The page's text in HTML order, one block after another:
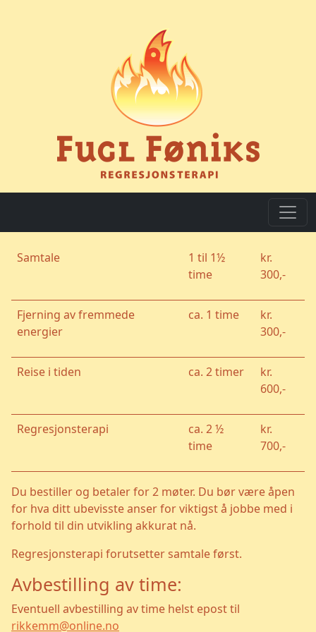
Samtale
1 til 1½
time
kr.
300,-
Fjerning av fremmede
energier
ca. 1 time
kr.
300,-
Reise i tiden ca. 2 timer
kr.
600,-
Regresjonsterapi
ca. 2 ½
time
kr.
700,-
Du bestiller og betaler for 2 møter. Du bør være åpen
for hva ditt ubevisste anser for viktigst å jobbe med i
forhold til din utvikling akkurat nå.
Regresjonsterapi forutsetter samtale først.
Avbestilling av time:
Eventuell avbestilling av time helst epost til
rikkemm@online.no